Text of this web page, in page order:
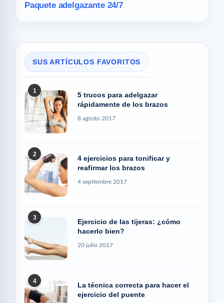
Paquete adelgazante 24/7
SUS ARTÍCULOS FAVORITOS
1
5 trucos para adelgazar
rápidamente de los brazos
8 agosto 2017
2
4 ejercicios para tonificar y
reafirmar los brazos
4 septiembre 2017
3
Ejercicio de las tijeras: ¿cómo
hacerlo bien?
20 julio 2017
4
La técnica correcta para hacer el
ejercicio del puente